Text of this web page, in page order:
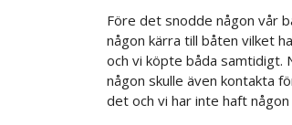
Före det snodde någon vår
någon kärra till båten vilket
och vi köpte båda samtidigt.
någon skulle även kontakta
det och vi har inte haft